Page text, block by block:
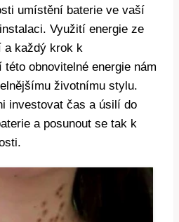
umístění baterie ve vaší
Využití energie ze
a každý krok k
obnovitelné energie nám
životnímu stylu.
investovat čas a úsilí do
a posunout se tak k